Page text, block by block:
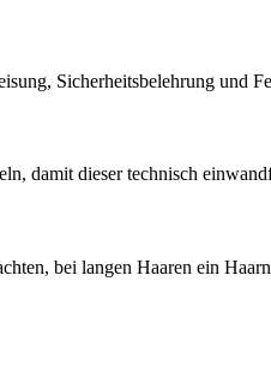
Sicherheitsbelehrung und
damit dieser technisch
bei langen Haaren ein